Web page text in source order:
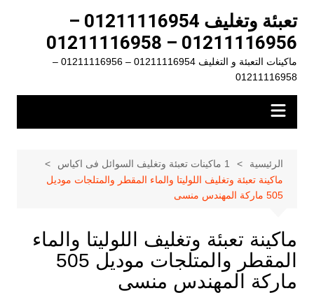
المحتوى
تعبئة وتغليف 01211116954 –
01211116956 – 01211116958
ماكينات التعبئة و التغليف 01211116954 – 01211116956 –
01211116958
الرئيسية
1 ماكينات تعبئة وتغليف السوائل فى اكياس
ماكينة تعبئة وتغليف اللوليتا والماء المقطر والمتلجات موديل
505 ماركة المهندس منسى
ماكينة تعبئة وتغليف اللوليتا والماء
المقطر والمتلجات موديل 505
ماركة المهندس منسى